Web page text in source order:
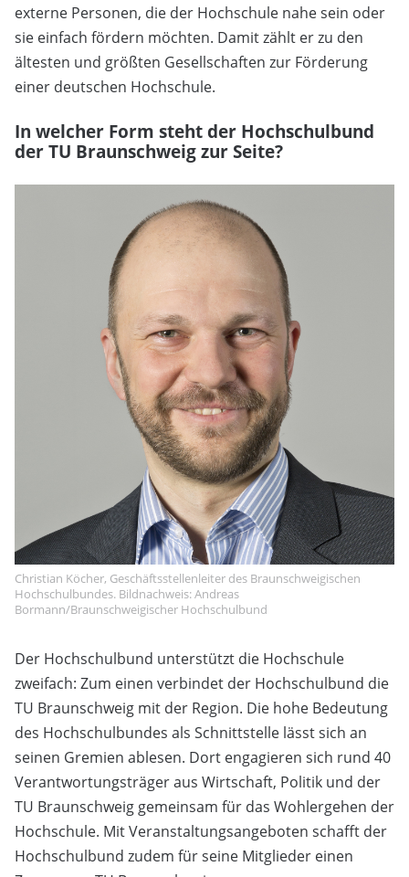
externe Personen, die der Hochschule nahe sein oder
sie einfach fördern möchten. Damit zählt er zu den
ältesten und größten Gesellschaften zur Förderung
einer deutschen Hochschule.
In welcher Form steht der Hochschulbund
der TU Braunschweig zur Seite?
Christian Köcher, Geschäftsstellenleiter des Braunschweigischen
Hochschulbundes. Bildnachweis: Andreas
Bormann/Braunschweigischer Hochschulbund
Der Hochschulbund unterstützt die Hochschule
zweifach: Zum einen verbindet der Hochschulbund die
TU Braunschweig mit der Region. Die hohe Bedeutung
des Hochschulbundes als Schnittstelle lässt sich an
seinen Gremien ablesen. Dort engagieren sich rund 40
Verantwortungsträger aus Wirtschaft, Politik und der
TU Braunschweig gemeinsam für das Wohlergehen der
Hochschule. Mit Veranstaltungsangeboten schafft der
Hochschulbund zudem für seine Mitglieder einen